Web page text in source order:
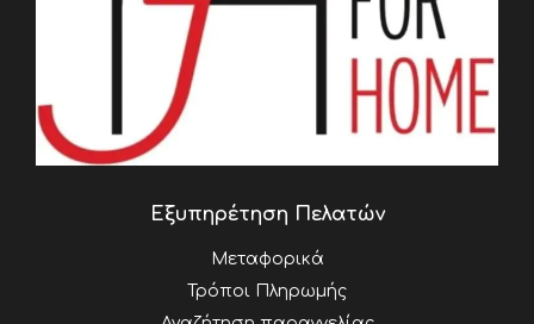
Εξυπηρέτηση Πελατών
Μεταφορικά
Τρόποι Πληρωμής